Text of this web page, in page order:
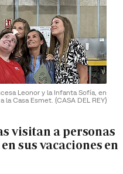
Leonor y la Infanta Sofía, en
la Casa Esmet. (CASA DEL REY)
visitan a personas
sus vacaciones en